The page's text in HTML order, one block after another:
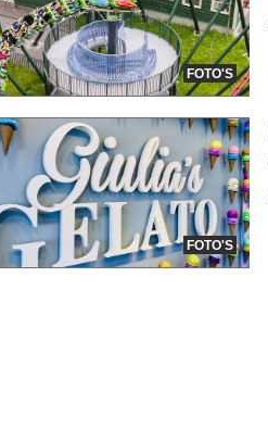
FOTO'S
FOTO'S